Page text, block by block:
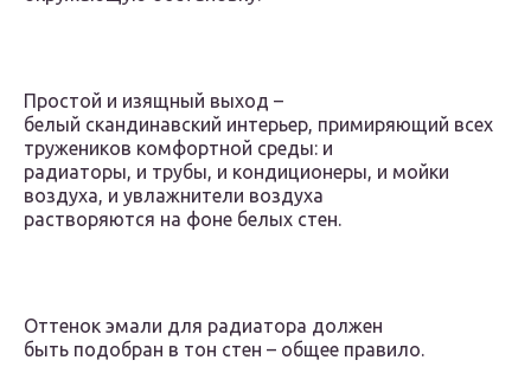
Простой и изящный выход –
белый скандинавский интерьер, примиряющий всех
тружеников комфортной среды: и
радиаторы, и трубы, и кондиционеры, и мойки
воздуха, и увлажнители воздуха
растворяются на фоне белых стен.
Оттенок эмали для радиатора должен
быть подобран в тон стен – общее правило.